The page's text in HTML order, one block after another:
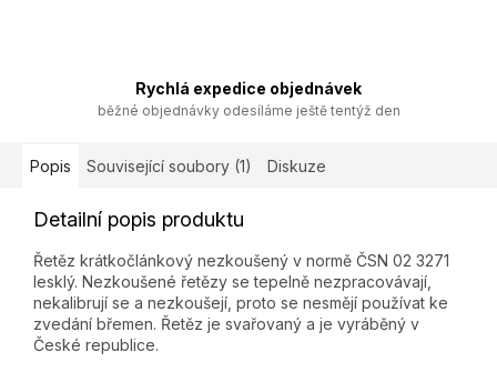
Rychlá expedice objednávek
běžné objednávky odesíláme ještě tentýž den
Popis Související soubory (1) Diskuze
Detailní popis produktu
Řetěz krátkočlánkový nezkoušený v normě ČSN 02 3271
lesklý. Nezkoušené řetězy se tepelně nezpracovávají,
nekalibrují se a nezkoušejí, proto se nesmějí používat ke
zvedání břemen. Řetěz je svařovaný a je vyráběný v
České republice.